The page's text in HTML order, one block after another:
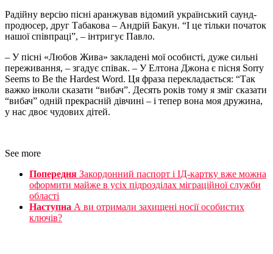
Радійну версію пісні аранжував відомий український саунд-
продюсер, друг Табакова – Андрій Бакун. “І це тільки початок
нашої співпраці”, – інтригує Павло.
– У пісні «Любов Жива» закладені мої особисті, дуже сильні
переживання, – згадує співак. – У Елтона Джона є пісня Sorry
Seems to Be the Hardest Word. Ця фраза перекладається: “Так
важко інколи сказати “вибач”. Десять років тому я зміг сказати
“вибач” одній прекрасній дівчині – і тепер вона моя дружина,
у нас двоє чудових дітей.
See more
Попередня Закордонний паспорт і ІД-картку вже можна
оформити майже в усіх підрозділах міграційної служби
області
Наступна А ви отримали захищені носії особистих
ключів?